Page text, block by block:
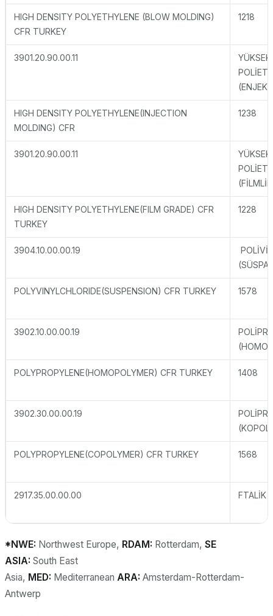
HIGH DENSITY POLYETHYLENE (BLOW MOLDING)
CFR TURKEY
1218
3901.20.90.00.11
HIGH DENSITY POLYETHYLENE(INJECTION
MOLDING) CFR
1238
3901.20.90.00.11
HIGH DENSITY POLYETHYLENE(FILM GRADE) CFR
TURKEY
1228
3904.10.00.00.19
POLYVINYLCHLORIDE(SUSPENSION) CFR TURKEY 1578
3902.10.00.00.19
POLYPROPYLENE(HOMOPOLYMER) CFR TURKEY 1408
3902.30.00.00.19
POLYPROPYLENE(COPOLYMER) CFR TURKEY 1568
2917.35.00.00.00 FTALİK
*NWE: Northwest Europe, RDAM: Rotterdam, SE
ASIA: South East
Asia, MED: Mediterranean ARA: Amsterdam-Rotterdam-
Antwerp